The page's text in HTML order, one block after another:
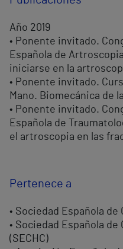
Año 2019
• Ponente invitado.
Española de
iniciarse en la
• Ponente invitado.
Mano. Biomecánica de
• Ponente invitado.
Española de
el artroscopia en las
Pertenece a
• Sociedad Española de
• Sociedad Española
(SECHC)